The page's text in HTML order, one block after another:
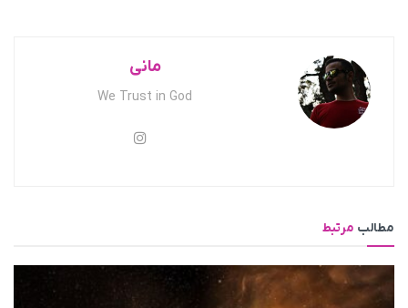
مانی
We Trust in God
مطالب مرتبط